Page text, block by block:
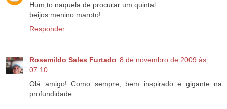
Hum,to naquela de procurar um quintal....
beijos menino maroto!
Responder
Rosemildo Sales Furtado 8 de novembro de 2009 às
07:10
Olá amigo! Como sempre, bem inspirado e gigante na
profundidade.